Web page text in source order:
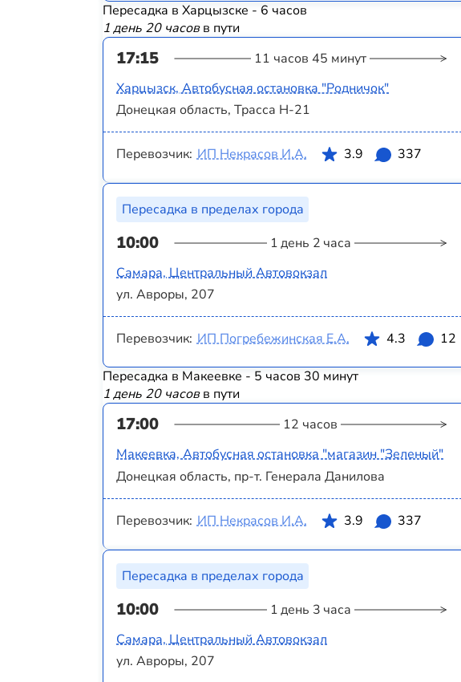
Пересадка в Харцызске - 6 часов
1 день 20 часовв пути
17:15 11 часов 45 минут
Харцызск, Автобусная остановка "Родничок"
Донецкая область, Трасса Н-21
Перевозчик: ИП Некрасов И.А. 3.9 337
Пересадка в пределах города
10:00 1 день 2 часа
Самара, Центральный Автовокзал
ул. Авроры, 207
Перевозчик: ИП Погребежинская Е.А. 4.3 12
Пересадка в Макеевке - 5 часов 30 минут
1 день 20 часовв пути
17:00 12 часов
Макеевка, Автобусная остановка "магазин "Зеленый"
Донецкая область, пр-т. Генерала Данилова
Перевозчик: ИП Некрасов И.А. 3.9 337
Пересадка в пределах города
10:00 1 день 3 часа
Самара, Центральный Автовокзал
ул. Авроры, 207